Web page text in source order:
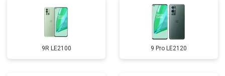
9R LE2100 9 Pro LE2120